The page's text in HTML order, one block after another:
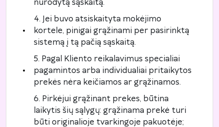
nurodytą sąskaitą.
4. Jei buvo atsiskaityta mokėjimo
kortele, pinigai grąžinami per pasirinktą
sistemą į tą pačią sąskaitą.
5. Pagal Kliento reikalavimus specialiai
pagamintos arba individualiai pritaikytos
prekės nėra keičiamos ar grąžinamos.
6. Pirkėjui grąžinant prekes, būtina
laikytis šių sąlygų: grąžinama prekė turi
būti originalioje tvarkingoje pakuotėje;